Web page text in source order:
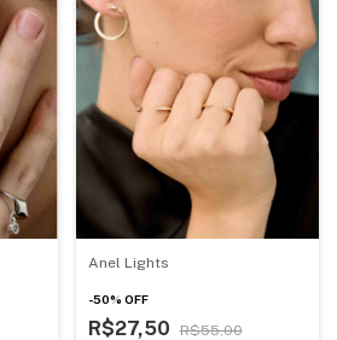
Anel Lights
-50% OFF
R$27,50 R$55,00